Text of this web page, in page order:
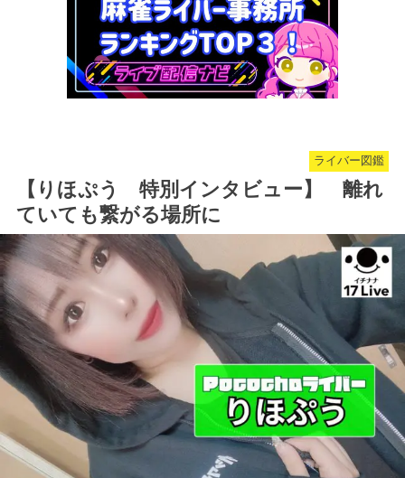
ライバー図鑑
【りほぷう 特別インタビュー】 離れ
ていても繋がる場所に